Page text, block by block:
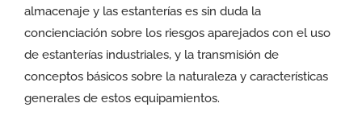
almacenaje y las estanterías es sin duda la
concienciación sobre los riesgos aparejados con el uso
de estanterías industriales, y la transmisión de
conceptos básicos sobre la naturaleza y características
generales de estos equipamientos.